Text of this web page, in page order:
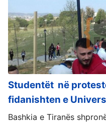
Studentët në
fidanishten e
Bashkia e Tiranës